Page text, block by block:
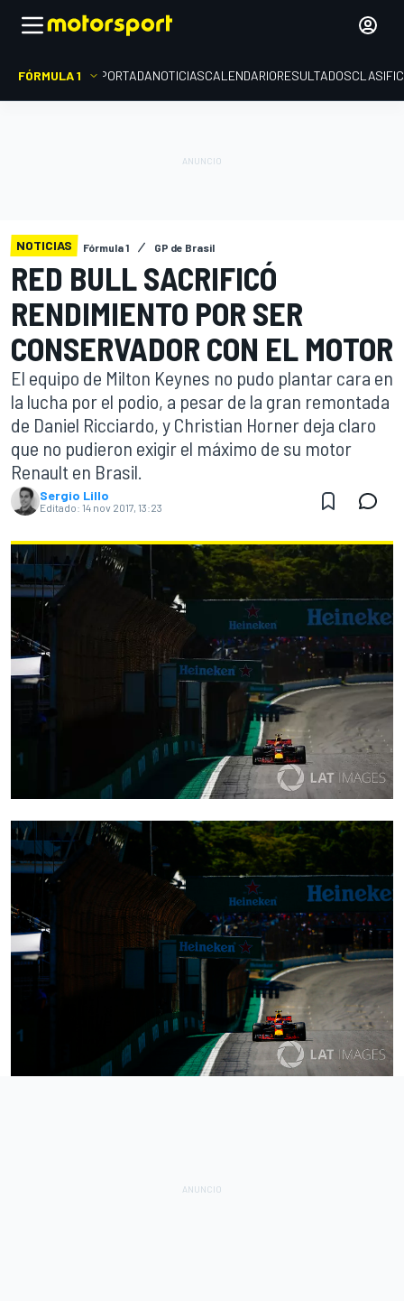
FÓRMULA 1 PORTADANOTICIASCALENDARIORESULTADOS
NOTICIAS Fórmula 1 GP de Brasil
RED BULL SACRIFICÓ
RENDIMIENTO POR SER
CONSERVADOR CON EL MOTOR
El equipo de Milton Keynes no pudo plantar cara en
la lucha por el podio, a pesar de la gran remontada
de Daniel Ricciardo, y Christian Horner deja claro
que no pudieron exigir el máximo de su motor
Renault en Brasil.
Sergio Lillo
Editado: 14 nov 2017, 13:23